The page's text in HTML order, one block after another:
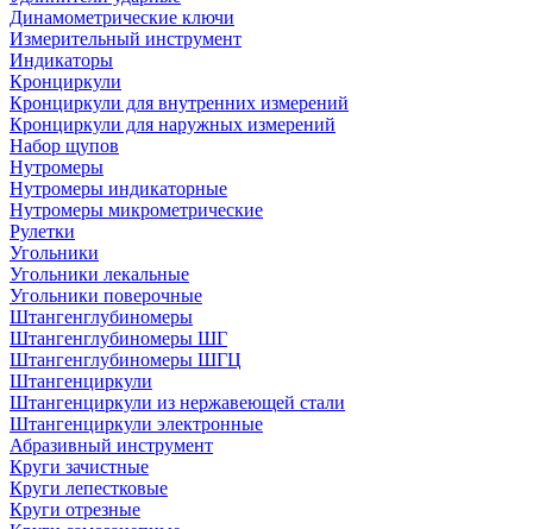
Динамометрические ключи
Измерительный инструмент
Индикаторы
Кронциркули
Кронциркули для внутренних измерений
Кронциркули для наружных измерений
Набор щупов
Нутромеры
Нутромеры индикаторные
Нутромеры микрометрические
Рулетки
Угольники
Угольники лекальные
Угольники поверочные
Штангенглубиномеры
Штангенглубиномеры ШГ
Штангенглубиномеры ШГЦ
Штангенциркули
Штангенциркули из нержавеющей стали
Штангенциркули электронные
Абразивный инструмент
Круги зачистные
Круги лепестковые
Круги отрезные